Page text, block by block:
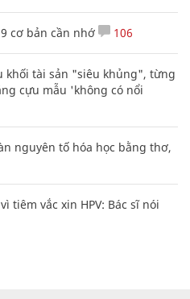
cơ bản cần nhớ 106
khối tài sản "siêu khủng", từng
cựu mẫu 'không có nổi
nguyên tố hóa học bằng thơ,
tiêm vắc xin HPV: Bác sĩ nói